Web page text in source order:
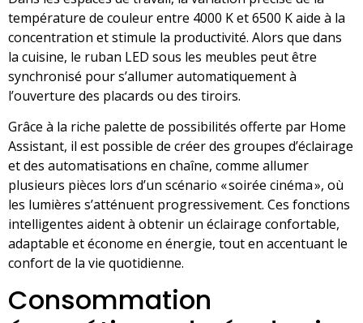
température de couleur entre 4000 K et 6500 K aide à la
concentration et stimule la productivité. Alors que dans
la cuisine, le ruban LED sous les meubles peut être
synchronisé pour s’allumer automatiquement à
l’ouverture des placards ou des tiroirs.
Grâce à la riche palette de possibilités offerte par Home
Assistant, il est possible de créer des groupes d’éclairage
et des automatisations en chaîne, comme allumer
plusieurs pièces lors d’un scénario « soirée cinéma », où
les lumières s’atténuent progressivement. Ces fonctions
intelligentes aident à obtenir un éclairage confortable,
adaptable et économe en énergie, tout en accentuant le
confort de la vie quotidienne.
Consommation